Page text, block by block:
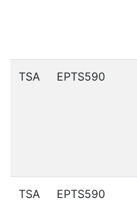
TSA EPTS590
TSA EPTS590